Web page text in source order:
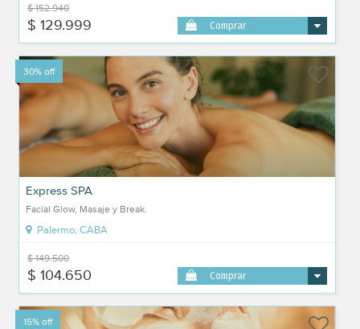
$ 152.940
$ 129.999 Comprar
30% off
Express SPA
Facial Glow, Masaje y Break.
Palermo, CABA
$ 149.500
$ 104.650 Comprar
15% off